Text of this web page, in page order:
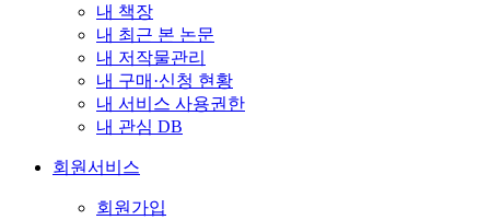
내 책장
내 최근 본 논문
내 저작물관리
내 구매·신청 현황
내 서비스 사용권한
내 관심 DB
회원서비스
회원가입